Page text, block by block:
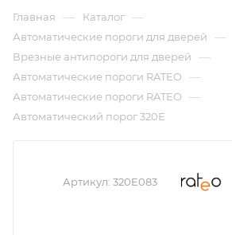
Главная — Каталог —
Автоматические пороги для дверей —
Врезные антипороги для дверей —
Автоматические пороги RATEO —
Автоматические пороги RATEO —
Автоматический порог 320Е
Артикул: 320E083